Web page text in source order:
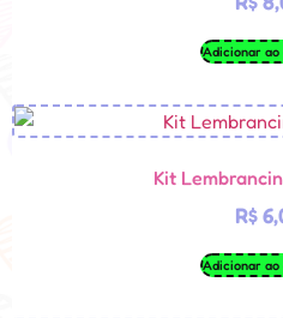
Adicionar
Kit
R$
Adicionar